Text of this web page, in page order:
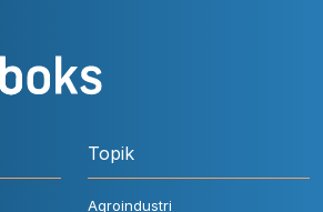
Topik
Agroindustri